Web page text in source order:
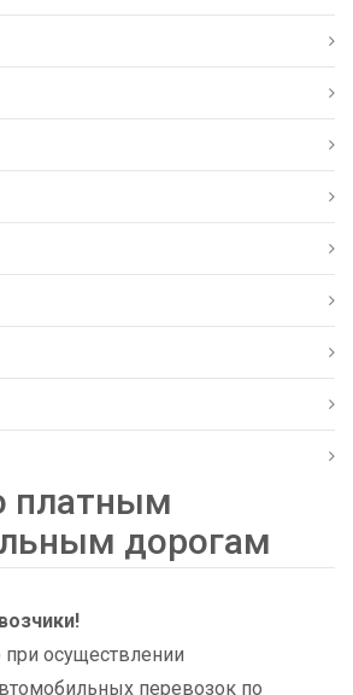
платным
дорогам
осуществлении
перевозок по